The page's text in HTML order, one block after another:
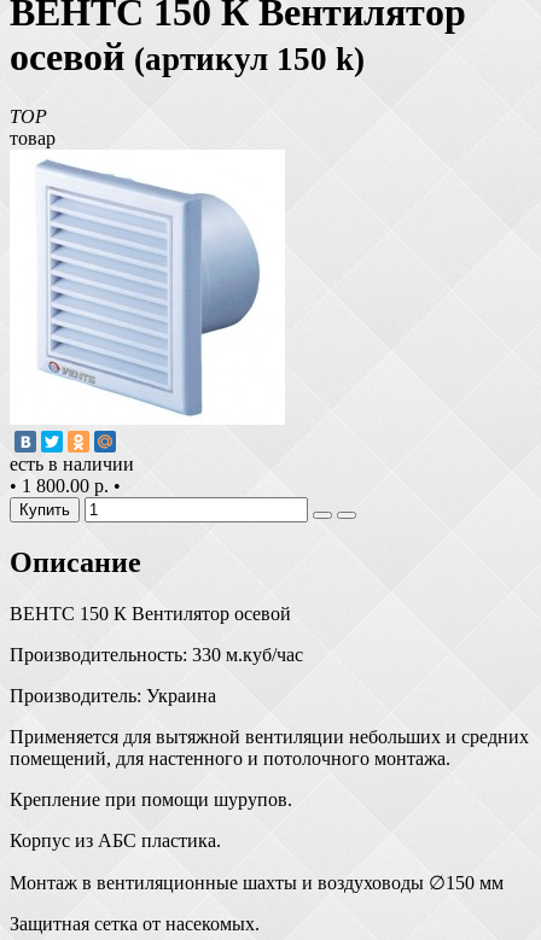
ВЕНТС 150 К Вентилятор
осевой (артикул 150 k)
TOP
товар
есть в наличии
• 1 800.00 р. •
Купить
Описание
ВЕНТС 150 К Вентилятор осевой
Производительность: 330 м.куб/час
Производитель: Украина
Применяется для вытяжной вентиляции небольших и средних
помещений, для настенного и потолочного монтажа.
Крепление при помощи шурупов.
Корпус из АБС пластика.
Монтаж в вентиляционные шахты и воздуховоды ∅150 мм
Защитная сетка от насекомых.